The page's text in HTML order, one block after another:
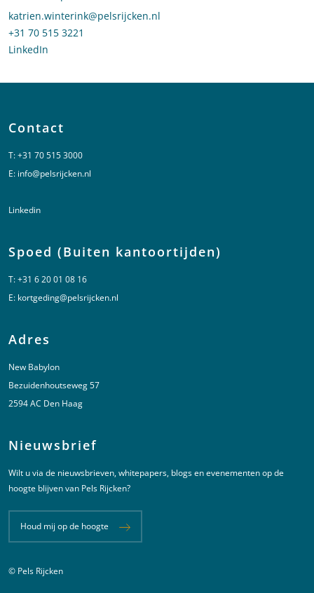
Stuur een e-mail naar Katrien Winterink
katrien.winterink@pelsrijcken.nl
Bel naar Katrien Winterink
+31 70 515 3221
LinkedIn
Contact
T:+31 70 515 3000
E: info@pelsrijcken.nl
Linkedin
Spoed (Buiten kantoortijden)
T:+31 6 20 01 08 16
E: kortgeding@pelsrijcken.nl
Adres
New Babylon
Bezuidenhoutseweg 57
2594 AC Den Haag
Nieuwsbrief
Wilt u via de nieuwsbrieven, whitepapers, blogs en evenementen op de
hoogte blijven van Pels Rijcken?
Houd mij op de hoogte
© Pels Rijcken